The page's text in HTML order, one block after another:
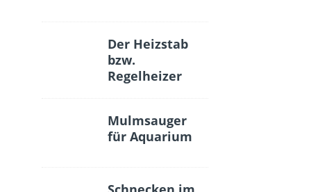
Der Heizstab
bzw.
Regelheizer
Mulmsauger
für Aquarium